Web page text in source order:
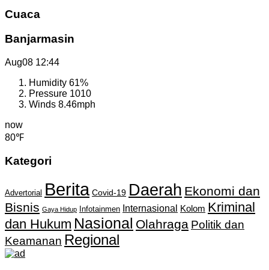
Cuaca
Banjarmasin
Aug08 12:44
Humidity 61%
Pressure 1010
Winds 8.46mph
now
80℉
Kategori
Advertorial Berita Covid-19 Daerah Ekonomi dan
Bisnis Gaya Hidup Infotainmen Internasional Kolom Kriminal
dan Hukum Nasional Olahraga Politik dan
Keamanan Regional